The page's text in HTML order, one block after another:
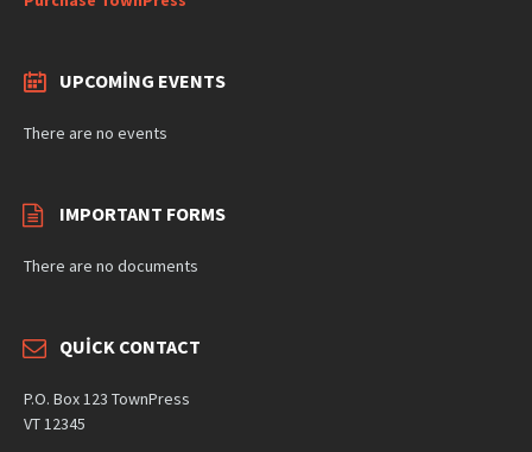
UPCOMING EVENTS
There are no events
IMPORTANT FORMS
There are no documents
QUICK CONTACT
P.O. Box 123 TownPress
VT 12345